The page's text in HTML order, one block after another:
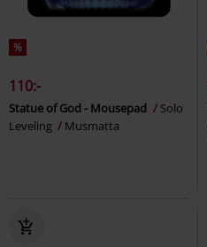
%
110:-
Statue of God - Mousepad
Solo
Leveling
Musmatta